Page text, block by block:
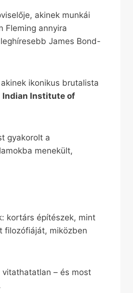
akinek munkái
Fleming annyira
James Bond-
ikonikus brutalista
Indian Institute of
gyakorolt a
menekült,
kortárs építészek, mint
filozófiáját, miközben
– és most